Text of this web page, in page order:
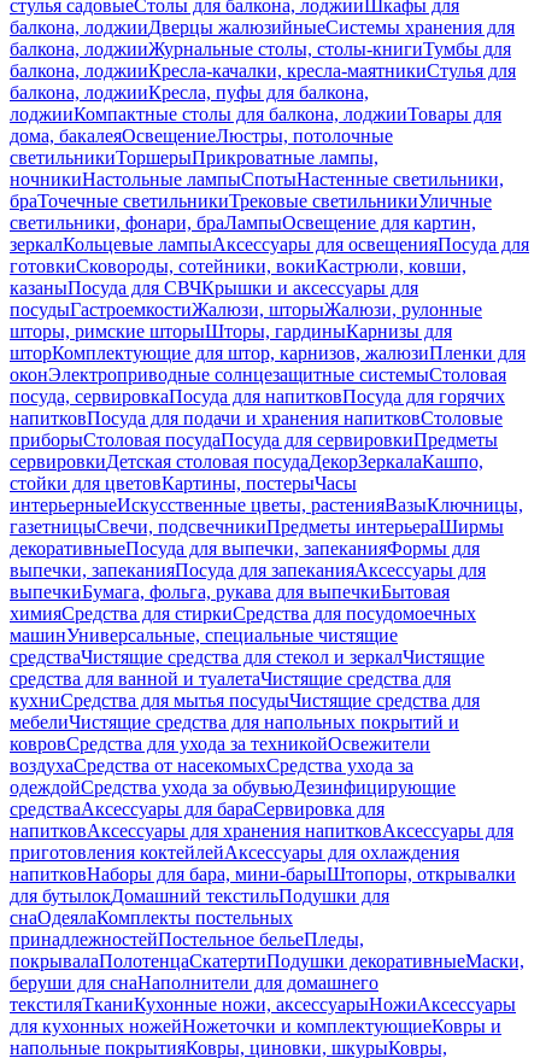
стулья садовыеСтолы для балкона, лоджииШкафы для
балкона, лоджииДверцы жалюзийныеСистемы хранения для
балкона, лоджииЖурнальные столы, столы-книгиТумбы для
балкона, лоджииКресла-качалки, кресла-маятникиСтулья для
балкона, лоджииКресла, пуфы для балкона,
лоджииКомпактные столы для балкона, лоджииТовары для
дома, бакалеяОсвещениеЛюстры, потолочные
светильникиТоршерыПрикроватные лампы,
ночникиНастольные лампыСпотыНастенные светильники,
браТочечные светильникиТрековые светильникиУличные
светильники, фонари, браЛампыОсвещение для картин,
зеркалКольцевые лампыАксессуары для освещенияПосуда для
готовкиСковороды, сотейники, вокиКастрюли, ковши,
казаныПосуда для СВЧКрышки и аксессуары для
посудыГастроемкостиЖалюзи, шторыЖалюзи, рулонные
шторы, римские шторыШторы, гардиныКарнизы для
шторКомплектующие для штор, карнизов, жалюзиПленки для
оконЭлектроприводные солнцезащитные системыСтоловая
посуда, сервировкаПосуда для напитковПосуда для горячих
напитковПосуда для подачи и хранения напитковСтоловые
приборыСтоловая посудаПосуда для сервировкиПредметы
сервировкиДетская столовая посудаДекорЗеркалаКашпо,
стойки для цветовКартины, постерыЧасы
интерьерныеИскусственные цветы, растенияВазыКлючницы,
газетницыСвечи, подсвечникиПредметы интерьераШирмы
декоративныеПосуда для выпечки, запеканияФормы для
выпечки, запеканияПосуда для запеканияАксессуары для
выпечкиБумага, фольга, рукава для выпечкиБытовая
химияСредства для стиркиСредства для посудомоечных
машинУниверсальные, специальные чистящие
средстваЧистящие средства для стекол и зеркалЧистящие
средства для ванной и туалетаЧистящие средства для
кухниСредства для мытья посудыЧистящие средства для
мебелиЧистящие средства для напольных покрытий и
ковровСредства для ухода за техникойОсвежители
воздухаСредства от насекомыхСредства ухода за
одеждойСредства ухода за обувьюДезинфицирующие
средстваАксессуары для бараСервировка для
напитковАксессуары для хранения напитковАксессуары для
приготовления коктейлейАксессуары для охлаждения
напитковНаборы для бара, мини-барыШтопоры, открывалки
для бутылокДомашний текстильПодушки для
снаОдеялаКомплекты постельных
принадлежностейПостельное бельеПледы,
покрывалаПолотенцаСкатертиПодушки декоративныеМаски,
беруши для снаНаполнители для домашнего
текстиляТканиКухонные ножи, аксессуарыНожиАксессуары
для кухонных ножейНожеточки и комплектующиеКовры и
напольные покрытияКовры, циновки, шкурыКовры,